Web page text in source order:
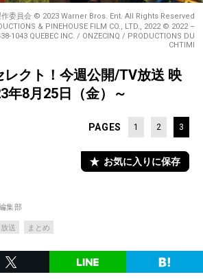
委員会 © 2023 Warner Bros. Ent. All Rights Reserved
& PINEHOUSE FILM CO., LTD., 2022 © 2022 –
1043 QUEBEC INC. / ONZECINQ / PRODUCTIONS DU
CHTIMI
レクト！今週公開/TV放送 映
年8月25日（金）～
PAGES 1 2 3
お気に入りに保存
集部
放送 まとめ